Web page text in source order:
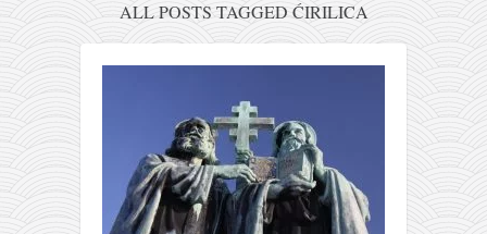
ishranom do zdravlja
moj haiku
bonus sadržaj
Svetlopis
zakonopravilo
duhovni otac
ALL POSTS TAGGED ĆIRILICA